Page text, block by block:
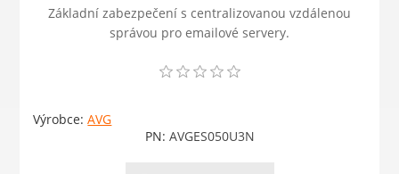
Základní zabezpečení s centralizovanou vzdálenou
správou pro emailové servery.
Výrobce: AVG
PN: AVGES050U3N